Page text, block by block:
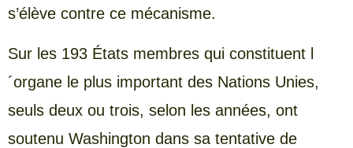
s’élève contre ce mécanisme.
Sur les 193 États membres qui constituent l
´organe le plus important des Nations Unies,
seuls deux ou trois, selon les années, ont
soutenu Washington dans sa tentative de